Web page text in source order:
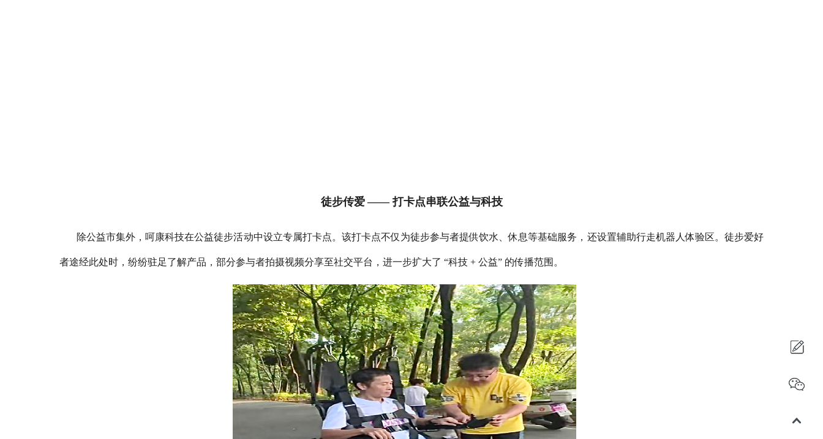
徒步传爱 ——打卡点串联公益与科技
除公益市集外， 呵康科技在公益徒步活动中设立专属打卡点。该打卡点不仅为徒步参与者提供饮水、休息等基础服务，还设置辅助行走机器人体验区。徒步爱好
者途经此处时，纷纷驻足了解产品，部分参与者拍摄视频分享至社交平台，进一步扩大了 “科技 + 公益” 的传播范围。